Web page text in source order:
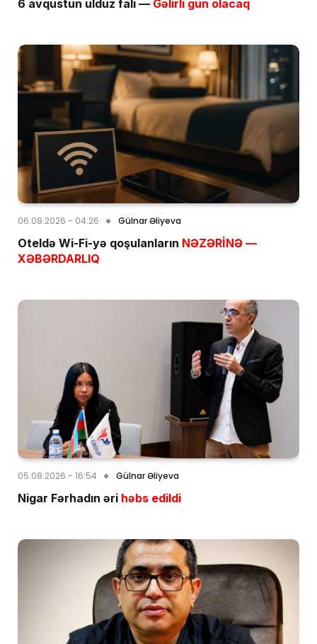
6 avqustun ulduz falı — Gəlirli gün olacaq
06.08.2026 - 04:26 Gülnar Əliyeva
Oteldə Wi-Fi-yə qoşulanların NƏZƏRİNƏ —
XƏBƏRDARLIQ
05.08.2026 - 16:54 Gülnar Əliyeva
Nigar Fərhadın əri həbs edildi